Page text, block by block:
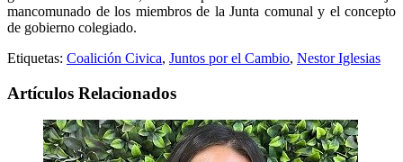
mancomunado de los miembros de la Junta comunal y el concepto
de gobierno colegiado.
Etiquetas: Coalición Civica, Juntos por el Cambio, Nestor Iglesias
Artículos Relacionados